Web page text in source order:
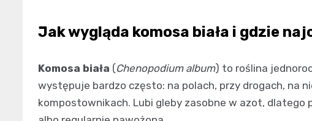
Jak wygląda komosa biała i gdzie
Komosa biała (Chenopodium album) to roślina
występuje bardzo często: na polach, przy drogach, na
kompostownikach. Lubi gleby zasobne w azot, dlatego